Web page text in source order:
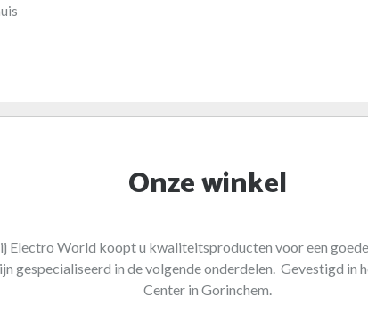
Onze winkel
Electro World koopt u kwaliteitsproducten voor een
gespecialiseerd in de volgende onderdelen. Gevestigd in
Center in Gorinchem.